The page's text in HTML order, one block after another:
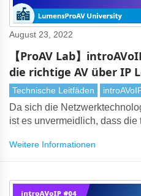
August 23, 2022
【ProAV Lab】
die richtige AV über IP
Technische Leitfäden
Da sich die
ist es unvermeidlich, dass
Bei so vielen AV über IP
Überlegungen zu bewerten,
Weitere Informationen